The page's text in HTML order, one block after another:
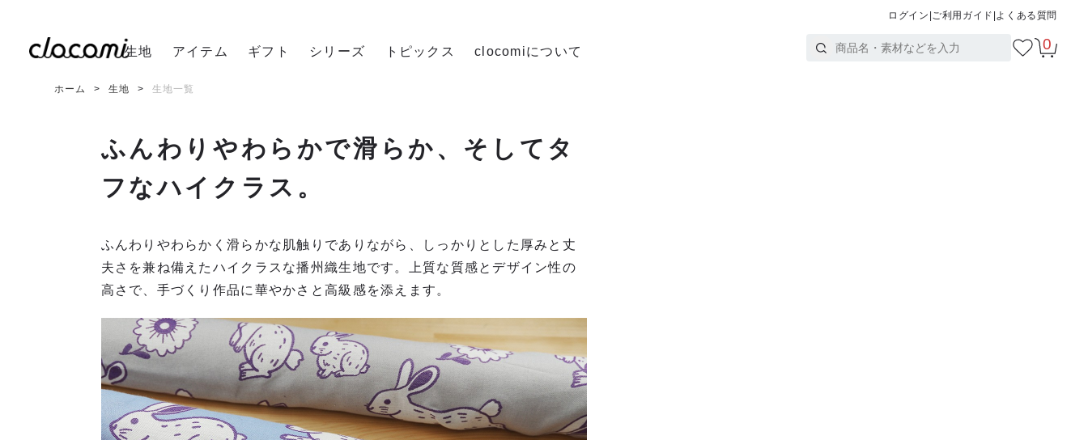
ログイン ご利用ガイド よくある質問
生地 アイテム ギフト シリーズ トピックス clocomiについて 0
ホーム 生地 生地一覧
ふんわりやわらかで滑らか、そしてタ
フなハイクラス。
ふんわりやわらかく滑らかな肌触りでありながら、しっかりとした厚みと丈
夫さを兼ね備えたハイクラスな播州織生地です。上質な質感とデザイン性の
高さで、手づくり作品に華やかさと高級感を添えます。